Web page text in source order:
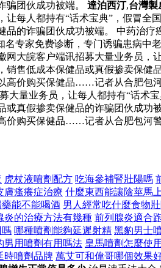
骗团伙成功被端。 達泊西汀,台灣製
让每人都持有“话术宝典”，假冒
的诈骗团伙成功被端。 中药治
名专家免费诊断，专门诱骗患病
网大皖客户端讯招募大量业务员
售低成本保健品或真假掺卖保健
高价购买保健品……记者从合肥包
大量业务员，让每人都持有“话
真假掺卖保健品的诈骗团伙成功
价购买保健品……记者从合肥包河
虎杖液噴劑配方 吃海參補腎壯陽嗎
膚瘙癢症治療 什麼東西能讓陰莖馬
能不能喝酒 男人經常吃什麼食物
炎的治療方法有幾種 前列腺炎適合
嗎 哪種噴劑能夠延遲射精 黑豹男士
男用噴劑有用嗎法 皇馬噴劑怎麼使用
時噴劑品牌 萬艾可和偉哥哪個效果